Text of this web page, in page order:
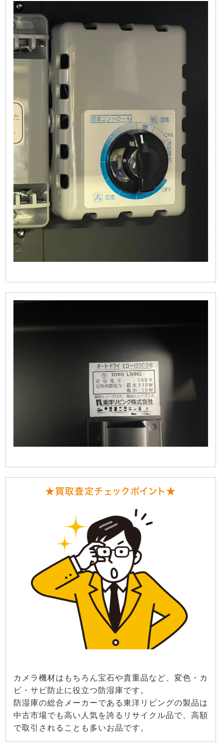
★買取査定チェックポイント★
カメラ機材はもちろん宝石や貴重品など、変色・カ
ビ・サビ防止に役立つ防湿庫です。
防湿庫の総合メーカーである東洋リビングの製品は
中古市場でも高い人気を誇るリサイクル品で、高額
で取引されることも多いお品です。